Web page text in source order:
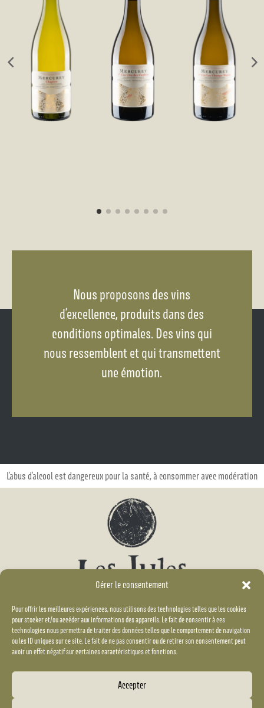
Gérer le consentement
Pour offrir les meilleures expériences, nous utilisons des technologies telles que les cookies
pour stocker et/ou accéder aux informations des appareils. Le fait de consentir à ces
technologies nous permettra de traiter des données telles que le comportement de navigation
ou les ID uniques sur ce site. Le fait de ne pas consentir ou de retirer son consentement peut
avoir un effet négatif sur certaines caractéristiques et fonctions.
Accepter
Nous proposons des vins
d’excellence, produits dans des
conditions optimales. Des vins qui
nous ressemblent et qui transmettent
une émotion.
L’abus d’alcool est dangereux pour la santé, à consommer avec modération
Suivez-nous